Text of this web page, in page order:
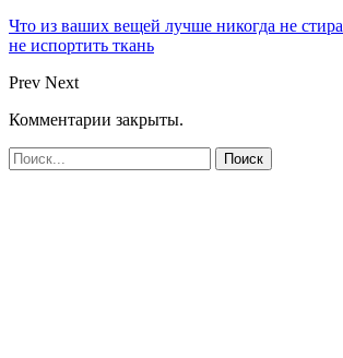
Что из ваших вещей лучше никогда не
не испортить ткань
Prev Next
Комментарии закрыты.